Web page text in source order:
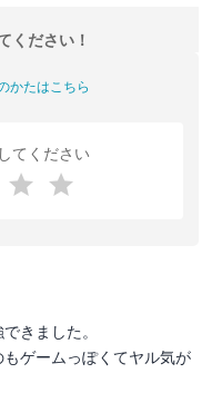
ください！
かたはこちら
てください
きました。
ゲームっぽくてヤル気が